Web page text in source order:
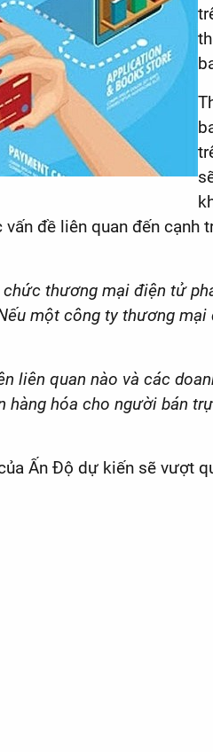
đề liên quan đến cạnh
chức thương mại điện tử
một công ty thương
liên quan nào và các
hóa cho người bán
Ấn Độ dự kiến ​​sẽ vượt